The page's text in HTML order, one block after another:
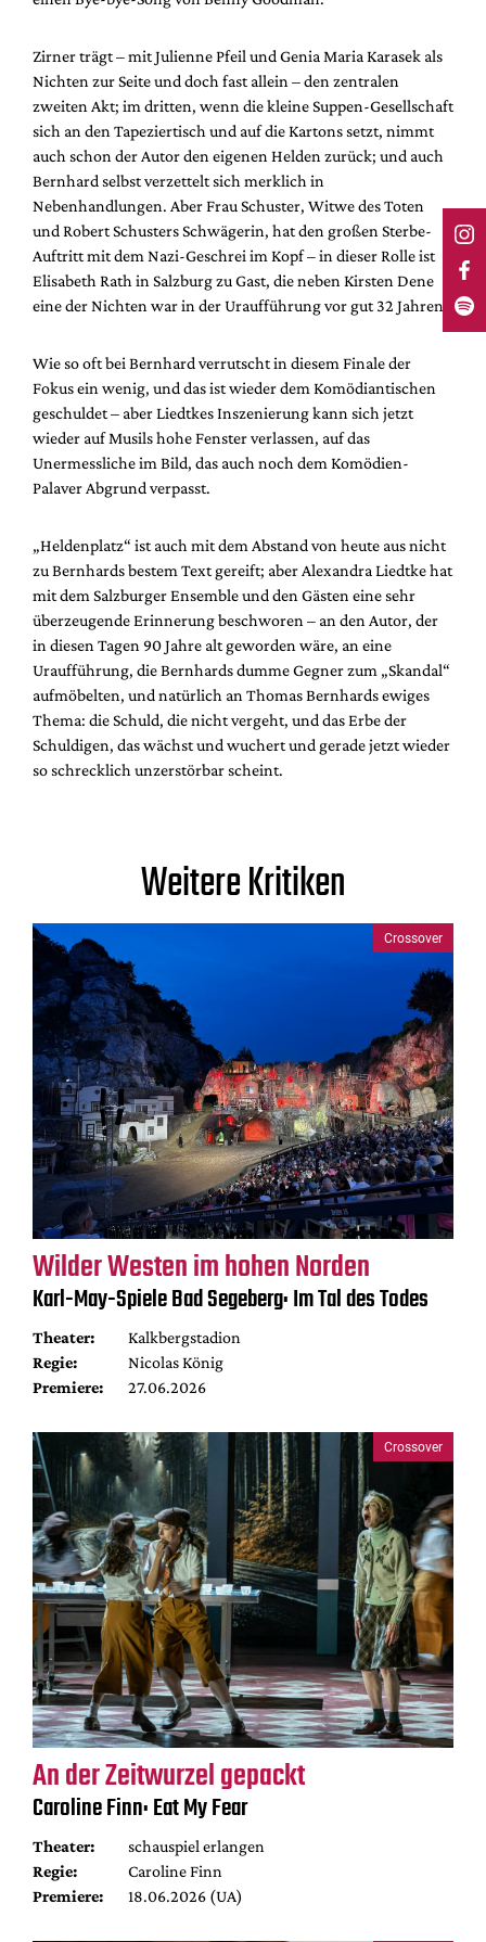
Zirner trägt – mit Julienne Pfeil und Genia Maria Karasek als
Nichten zur Seite und doch fast allein – den zentralen
zweiten Akt; im dritten, wenn die kleine Suppen-Gesellschaft
sich an den Tapeziertisch und auf die Kartons setzt, nimmt
auch schon der Autor den eigenen Helden zurück; und auch
Bernhard selbst verzettelt sich merklich in
Nebenhandlungen. Aber Frau Schuster, Witwe des Toten
und Robert Schusters Schwägerin, hat den großen Sterbe-
Auftritt mit dem Nazi-Geschrei im Kopf – in dieser Rolle ist
Elisabeth Rath in Salzburg zu Gast, die neben Kirsten Dene
eine der Nichten war in der Uraufführung vor gut 32 Jahren.
Wie so oft bei Bernhard verrutscht in diesem Finale der
Fokus ein wenig, und das ist wieder dem Komödiantischen
geschuldet – aber Liedtkes Inszenierung kann sich jetzt
wieder auf Musils hohe Fenster verlassen, auf das
Unermessliche im Bild, das auch noch dem Komödien-
Palaver Abgrund verpasst.
„Heldenplatz“ ist auch mit dem Abstand von heute aus nicht
zu Bernhards bestem Text gereift; aber Alexandra Liedtke hat
mit dem Salzburger Ensemble und den Gästen eine sehr
überzeugende Erinnerung beschworen – an den Autor, der
in diesen Tagen 90 Jahre alt geworden wäre, an eine
Uraufführung, die Bernhards dumme Gegner zum „Skandal“
aufmöbelten, und natürlich an Thomas Bernhards ewiges
Thema: die Schuld, die nicht vergeht, und das Erbe der
Schuldigen, das wächst und wuchert und gerade jetzt wieder
so schrecklich unzerstörbar scheint.
Weitere Kritiken
Crossover
Wilder Westen im hohen Norden
Karl-May-Spiele Bad Segeberg: Im Tal des Todes
Theater:
Kalkbergstadion
Regie:
Nicolas König
Premiere:
27.06.2026
Crossover
An der Zeitwurzel gepackt
Caroline Finn: Eat My Fear
Theater:
schauspiel erlangen
Regie:
Caroline Finn
Premiere:
18.06.2026 (UA)